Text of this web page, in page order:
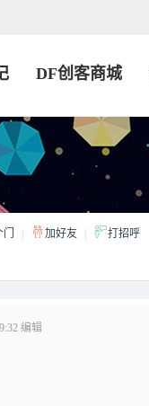
DF创客商城
加好友 打招呼
编辑